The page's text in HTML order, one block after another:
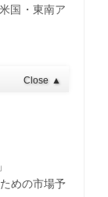
国・東南ア
Close ▲
めの市場予